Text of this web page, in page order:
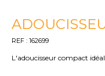
REF : 162699
L'adoucisseur compact